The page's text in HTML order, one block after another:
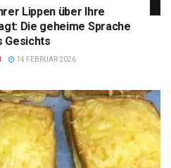
Lippen über Ihre
Die geheime Sprache
Gesichts
14 FEBRUAR 2026